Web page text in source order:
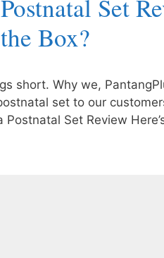
Set
Box?
short. Why we,
set to our
Postnatal Set Review